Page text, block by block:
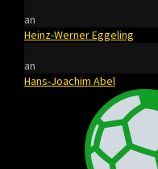
an
Heinz-Werner Eggeling
an
Hans-Joachim Abel